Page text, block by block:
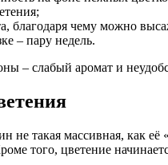
благодаря чему можно
– пару недель.
– слабый аромат и
не такая массивная, как
того, цветение